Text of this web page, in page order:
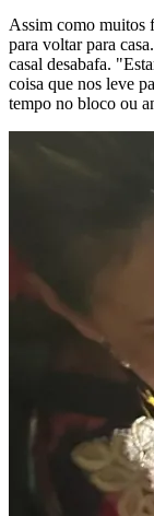
Assim como muitos
para voltar para
casal desabafa.
coisa que nos leve
tempo no bloco ou